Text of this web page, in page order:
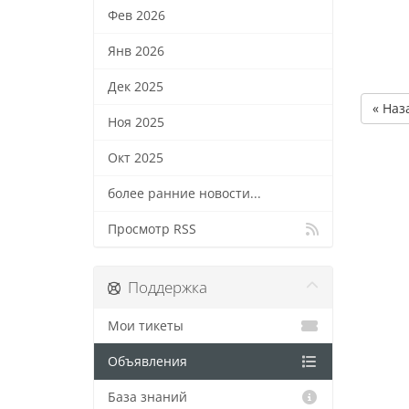
Фев 2026
Янв 2026
Дек 2025
Ноя 2025
Окт 2025
более ранние новости...
Просмотр RSS
«
Поддержка
Мои тикеты
Объявления
База знаний